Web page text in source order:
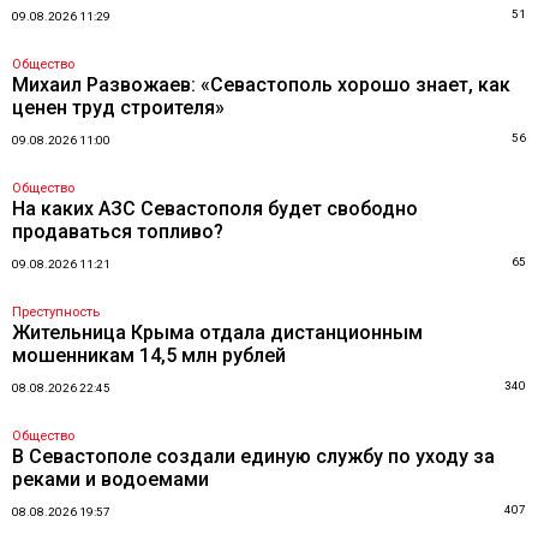
09.08.2026 11:29 51
Общество
Михаил Развожаев: «Севастополь хорошо знает, как
ценен труд строителя»
09.08.2026 11:00 56
Общество
На каких АЗС Севастополя будет свободно
продаваться топливо?
09.08.2026 11:21 65
Преступность
Жительница Крыма отдала дистанционным
мошенникам 14,5 млн рублей
08.08.2026 22:45 340
Общество
В Севастополе создали единую службу по уходу за
реками и водоемами
08.08.2026 19:57 407